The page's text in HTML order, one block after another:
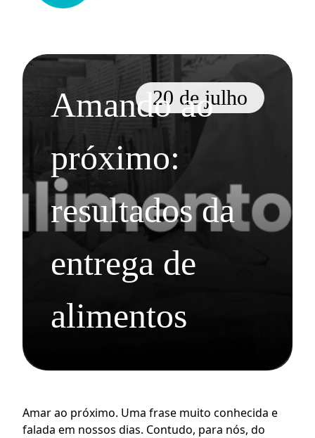
20 de julho
Amando ao
próximo:
resultados da
entrega de
alimentos
Amar ao próximo. Uma frase muito conhecida e
falada em nossos dias. Contudo, para nós, do